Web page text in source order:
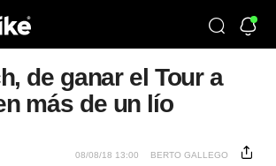
de ganar el Tour a
más de un lío
08/08/18 13:00 BERTO GALLEGO